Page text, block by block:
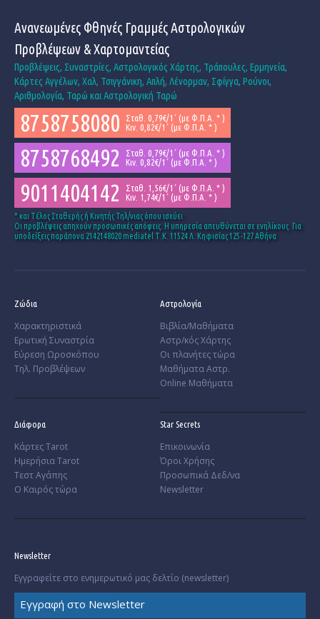
Ανανεωμένες Φθηνές Γραμμές Αστρολογικών
Προβλέψεων & Χαρτομαντείας
Προβλέψεις, Συναστρίες, Αστρολογικός Χάρτης, Τράπουλες, Ερμηνεία,
Κάρτες Αγγέλων, Χαλ, Τσιγγάνικη, Απλή, Λένορμαν, Σφίγγα, Ρούνοι,
Αριθμολογία, Ταρώ και Αστρολογική Ταρώ
8758758080
Σταθ. 0,79€/1΄ (με Φ.Π.Α. * )
Κιν. 0,82€/1΄ (με Φ.Π.Α. * )
8758768492
Σταθ. 0,79€/1΄ (με Φ.Π.Α. * )
Κιν. 0,82€/1΄ (με Φ.Π.Α. * )
9011404142
Σταθ. 1,56€/1΄ (με Φ.Π.Α. * )
Κιν. 1,74€/1΄ (με Φ.Π.Α. * )
* και Tέλος Σταθερής ή Κινητής Τηλ/νιας όπου ισχύει
Οι προβλέψεις απηχούν προσωπικές απόψεις. Η υπηρεσία απευθύνεται σε ενηλίκους. Για
υποδείξεις παράπονα 2142148020 mediatel Τ.Κ. 11524 Λ. Κηφισίας 125-127 Αθήνα
Ζώδια
Χαρακτηριστικά
­Ερωτική Συναστρία
­Εύρεση Ωροσκόπου
Τηλ. Προβλέψεων
Αστρολογία
Βιβλία/Μαθήματα
Αστρ/κός Χάρτης
Οι πλανήτες τώρα
Μαθήματα Αστρ.
Online Μαθήματα
Διάφορα
Κάρτες Tarot
Ημερήσια Tarot
Τεστ Αγάπης
Ο Καιρός τώρα
Star Secrets
Επικοινωνία
Όροι Χρήσης
Προσωπικά Δεδ/να
Newsletter
Newsletter
Εγγραφείτε στο ενημερωτικό μας δελτίο (newsletter)
Εγγραφή στο Newsletter